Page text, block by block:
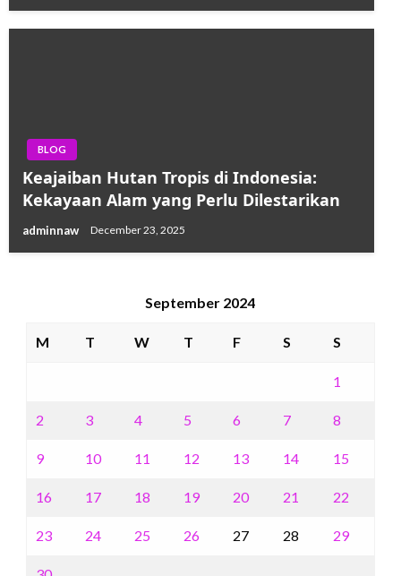
BLOG
Keajaiban Hutan Tropis di Indonesia:
Kekayaan Alam yang Perlu Dilestarikan
adminnaw December 23, 2025
September 2024
M T W T F S S
1
2 3 4 5 6 7 8
9 10 11 12 13 14 15
16 17 18 19 20 21 22
23 24 25 26 27 28 29